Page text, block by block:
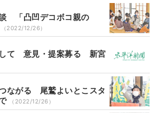
「凸凹デコボコ親の
（2022/12/26）
して 意見・提案募る 新宮
ながる 尾鷲よいとこスタ
（2022/12/26）